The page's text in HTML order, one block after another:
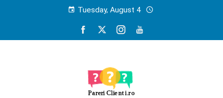
Tuesday, August 4